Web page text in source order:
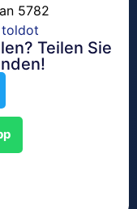
5782
toldot
Teilen Sie